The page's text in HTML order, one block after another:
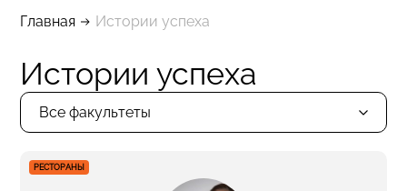
Главная Истории успеха
Истории успеха
Все факультеты
РЕСТОРАНЫ